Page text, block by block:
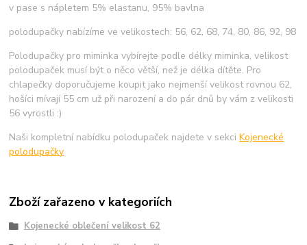
v pase s nápletem 5% elastanu, 95% bavlna
polodupačky nabízíme ve velikostech: 56, 62, 68, 74, 80, 86, 92, 98
Polodupačky pro miminka vybírejte podle délky miminka, velikost
polodupaček musí být o něco větší, než je délka dítěte. Pro
chlapečky doporučujeme koupit jako nejmenší velikost rovnou 62,
hošíci mívají 55 cm už při narození a do pár dnů by vám z velikosti
56 vyrostli :)
Naši kompletní nabídku polodupaček najdete v sekciKojenecké
polodupačky
Zboží zařazeno v kategoriích
Kojenecké oblečení velikost 62